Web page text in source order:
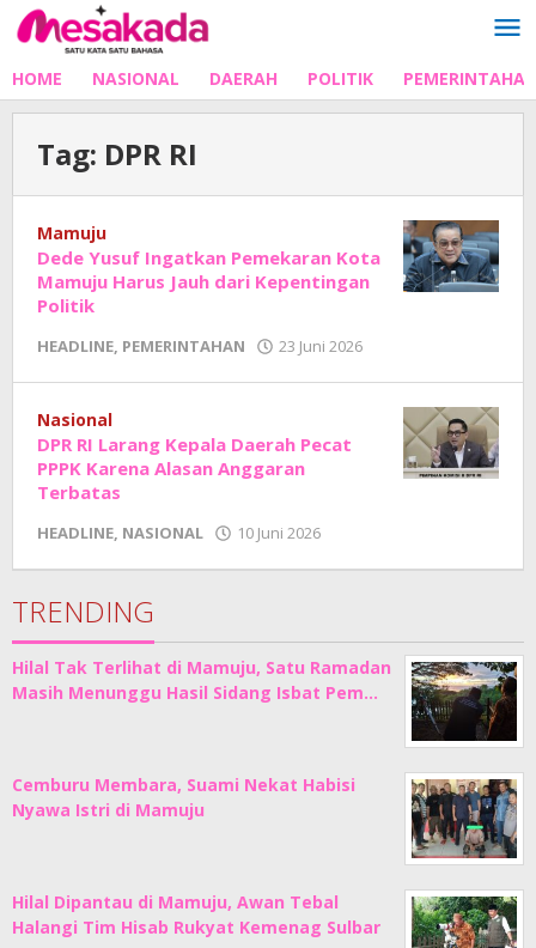
Lewati
ke
HOME NASIONAL DAERAH POLITIK
Tag: DPR RI
Mamuju
Dede Yusuf Ingatkan Pemekaran Kota
Mamuju Harus Jauh dari Kepentingan
Politik
HEADLINE, PEMERINTAHAN 23 Juni 2026
Junaedi
Sholat
Nasional
DPR RI Larang Kepala Daerah Pecat
PPPK Karena Alasan Anggaran
Terbatas
HEADLINE, NASIONAL 10 Juni 2026
Junaedi
TRENDING
Hilal Tak Terlihat di Mamuju, Satu Ramadan
Masih Menunggu Hasil Sidang Isbat Pem…
Cemburu Membara, Suami Nekat Habisi
Nyawa Istri di Mamuju
Hilal Dipantau di Mamuju, Awan Tebal
Halangi Tim Hisab Rukyat Kemenag Sulbar